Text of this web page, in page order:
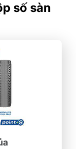
số sàn